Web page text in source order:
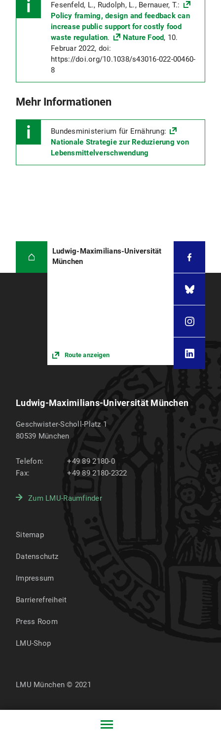
Fesenfeld, L., Rudolph, L., Bernauer, T.:
Policy framing, design and feedback can
increase public support for costly food
waste regulation. Nature Food, 10.
Februar 2022, doi:
https://doi.org/10.1038/s43016-022-00460-
8
Mehr Informationen
Bundesministerium für Ernährung:
Nationale Strategie zur Reduzierung von
Lebensmittelverschwendung
Ludwig-Maximilians-Universität
München
Route anzeigen
Ludwig-Maximilians-Universität München
Geschwister-Scholl-Platz 1
80539 München
Telefon:
+49 89 2180-0
Fax:
+49 89 2180-2322
Zum LMU-Raumfinder
Sitemap
Datenschutz
Impressum
Barrierefreiheit
Press Room
LMU-Shop
LMU München © 2021